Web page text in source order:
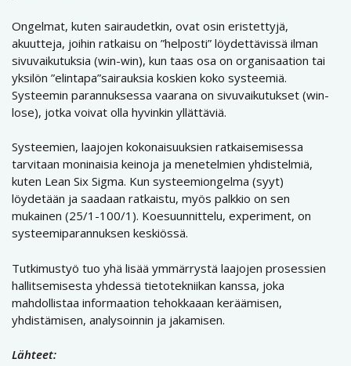
Ongelmat, kuten sairaudetkin, ovat osin eristettyjä,
akuutteja, joihin ratkaisu on ”helposti” löydettävissä ilman
sivuvaikutuksia (win-win), kun taas osa on organisaation tai
yksilön ”elintapa”sairauksia koskien koko systeemiä.
Systeemin parannuksessa vaarana on sivuvaikutukset (win-
lose), jotka voivat olla hyvinkin yllättäviä.
Systeemien, laajojen kokonaisuuksien ratkaisemisessa
tarvitaan moninaisia keinoja ja menetelmien yhdistelmiä,
kuten Lean Six Sigma. Kun systeemiongelma (syyt)
löydetään ja saadaan ratkaistu, myös palkkio on sen
mukainen (25/1-100/1). Koesuunnittelu, experiment, on
systeemiparannuksen keskiössä.
Tutkimustyö tuo yhä lisää ymmärrystä laajojen prosessien
hallitsemisesta yhdessä tietotekniikan kanssa, joka
mahdollistaa informaation tehokkaaan keräämisen,
yhdistämisen, analysoinnin ja jakamisen.
Lähteet: